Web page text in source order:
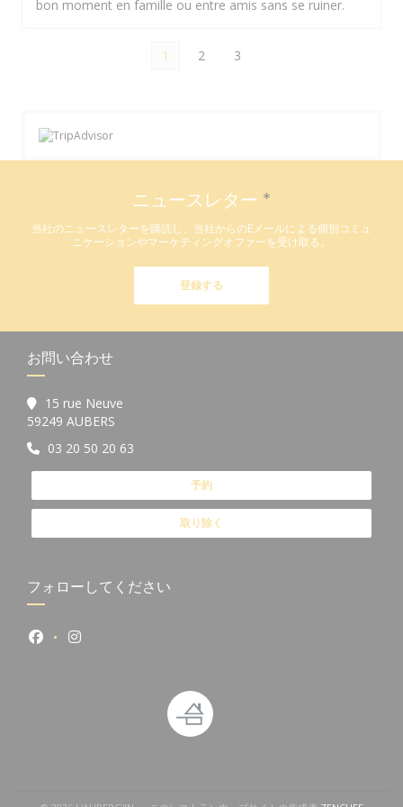
bon moment en famille ou entre amis sans se ruiner.
1 2 3
ニュースレター *
当社のニュースレターを購読し、当社からのEメールによる個別コミュ
ニケーションやマーケティングオファーを受け取る。
登録する
お問い合わせ
15 rue Neuve
59249 AUBERS
03 20 50 20 63
予約
取り除く
フォローしてください
Facebook ((新しいウィンドウで開きます))
Instagram ((新しいウィンドウで開きます))